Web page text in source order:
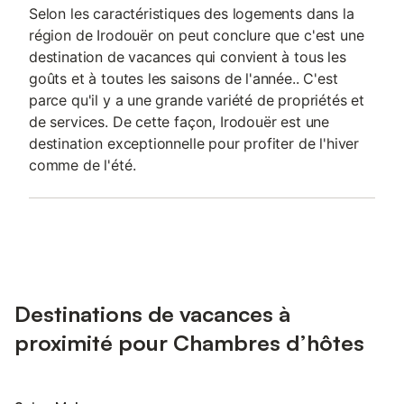
Selon les caractéristiques des logements dans la
région de Irodouër on peut conclure que c'est une
destination de vacances qui convient à tous les
goûts et à toutes les saisons de l'année.. C'est
parce qu'il y a une grande variété de propriétés et
de services. De cette façon, Irodouër est une
destination exceptionnelle pour profiter de l'hiver
comme de l'été.
Destinations de vacances à
proximité pour Chambres d’hôtes